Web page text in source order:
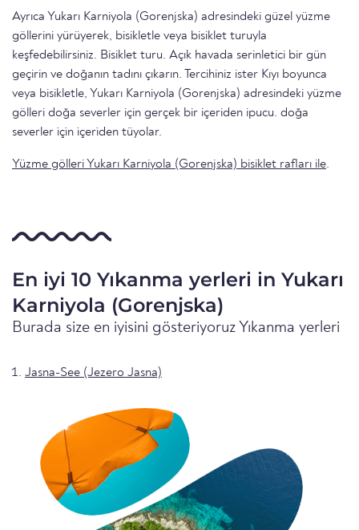
Ayrıca Yukarı Karniyola (Gorenjska) adresindeki güzel yüzme
göllerini yürüyerek, bisikletle veya bisiklet turuyla
keşfedebilirsiniz. Bisiklet turu. Açık havada serinletici bir gün
geçirin ve doğanın tadını çıkarın. Tercihiniz ister Kıyı boyunca
veya bisikletle, Yukarı Karniyola (Gorenjska) adresindeki yüzme
gölleri doğa severler için gerçek bir içeriden ipucu. doğa
severler i̇çi̇n i̇çeri̇den tüyolar.
Yüzme gölleri Yukarı Karniyola (Gorenjska) bisiklet rafları ile.
En iyi 10 Yıkanma yerleri in Yukarı
Karniyola (Gorenjska)
Burada size en iyisini gösteriyoruz Yıkanma yerleri
Jasna-See (Jezero Jasna)